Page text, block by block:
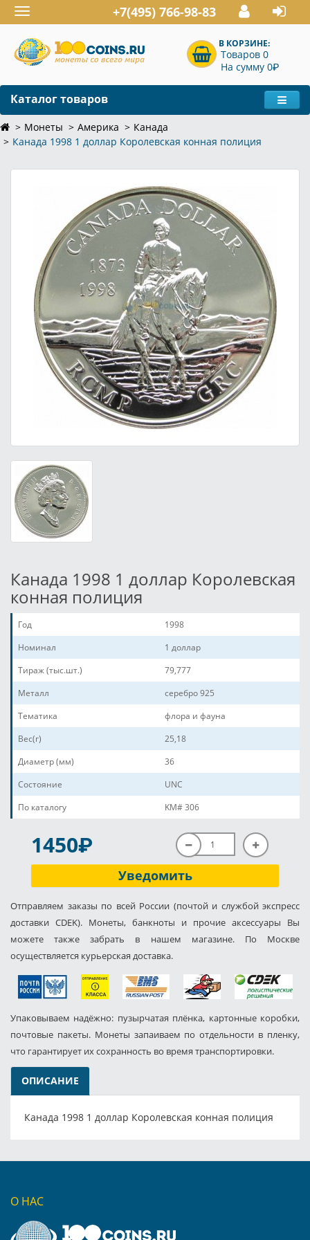
Toggle
navigation
+7(495) 766-98-83
В КОРЗИНЕ:
Товаров 0
На сумму 0P
Каталог товаров
Монеты Америка
Канада
Канада 1998 1 доллар Королевская конная полиция
Канада 1998 1 доллар Королевская
конная полиция
Год
1998
Номинал
1 доллар
Тираж (тыс.шт.)
79,777
Металл
серебро 925
Тематика
флора и фауна
Вес(г)
25,18
Диаметр (мм)
36
Состояние
UNC
По каталогу
KM# 306
1450P
Уведомить
Отправляем заказы по всей России (почтой и службой экспресс
доставки CDEK). Монеты, банкноты и прочие аксессуары Вы
можете также забрать в нашем магазине. По Москве
осуществляется курьерская доставка.
Упаковываем надёжно: пузырчатая плёнка, картонные коробки,
почтовые пакеты. Монеты запаиваем по отдельности в пленку,
что гарантирует их сохранность во время транспортировки.
ОПИСАНИЕ
Канада 1998 1 доллар Королевская конная полиция
О НАС